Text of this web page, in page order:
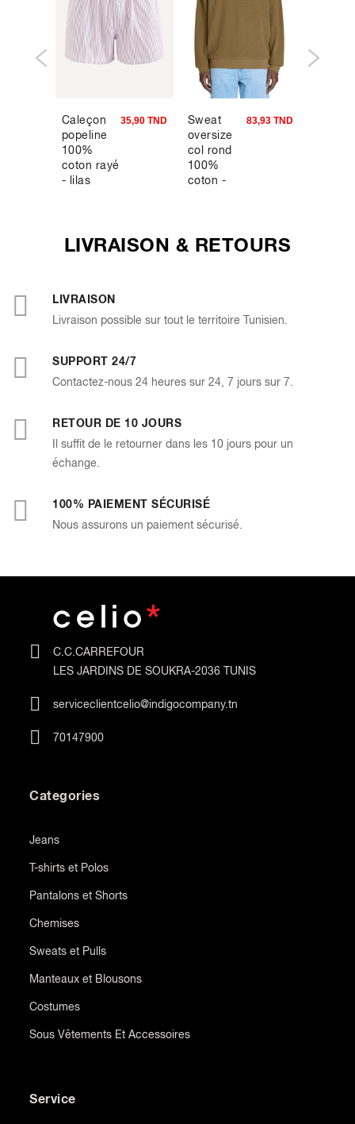
Caleçon
popeline
100%
coton rayé
- lilas
35,90 TND
Sweat
oversize
col rond
100%
coton -
83,93 TND
LIVRAISON & RETOURS
LIVRAISON
Livraison possible sur tout le territoire Tunisien.
SUPPORT 24/7
Contactez-nous 24 heures sur 24, 7 jours sur 7.
RETOUR DE 10 JOURS
Il suffit de le retourner dans les 10 jours pour un
échange.
100% PAIEMENT SÉCURISÉ
Nous assurons un paiement sécurisé.
C.C.CARREFOUR
LES JARDINS DE SOUKRA-2036 TUNIS
serviceclientcelio@indigocompany.tn
70147900
Categories
Jeans
T-shirts et Polos
Pantalons et Shorts
Chemises
Sweats et Pulls
Manteaux et Blousons
Costumes
Sous Vêtements Et Accessoires
Service